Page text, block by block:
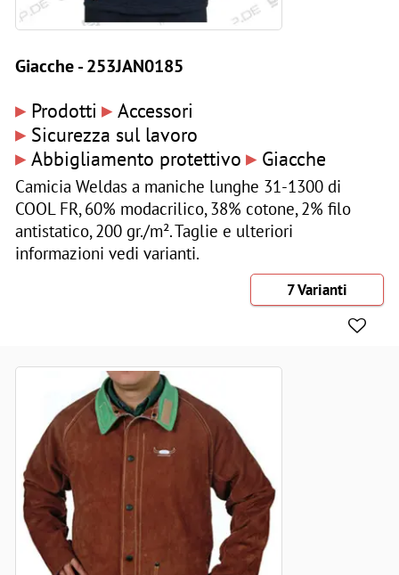
Giacche - 253JAN0185
▸ Prodotti ▸ Accessori
▸ Sicurezza sul lavoro
▸ Abbigliamento protettivo ▸ Giacche
Camicia Weldas a maniche lunghe 31-1300 di
COOL FR, 60% modacrilico, 38% cotone, 2% filo
antistatico, 200 gr./m². Taglie e ulteriori
informazioni vedi varianti.
7 Varianti